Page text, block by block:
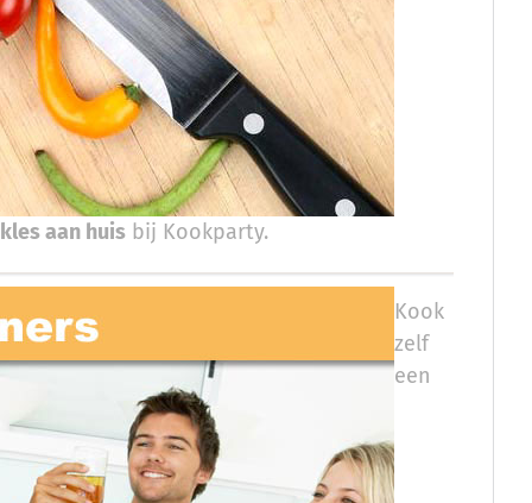
aan huis bij Kookparty.​​​​
Kook
zelf
een